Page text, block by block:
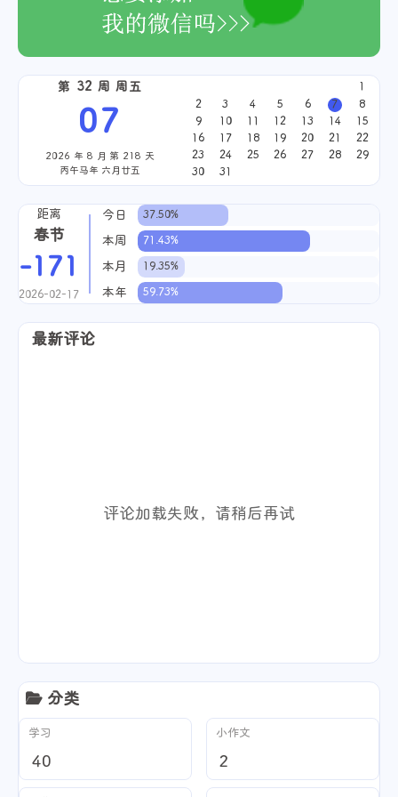
求职 唠唠
第 32 周 周五
07
2026 年 8 月 第 218 天
丙午马年 六月廿五
1
2
3 4 5 6 7
8
9
10 11 12 13 14
15
16
17 18 19 20 21
22
23
24 25 26 27 28
29
30
31
距离
春节
-171
2026-02-17
今日 37.50%
本周 71.43%
本月 19.35%
本年 59.73%
最新评论
评论加载失败，请稍后再试
分类
学习
40
小作文
2